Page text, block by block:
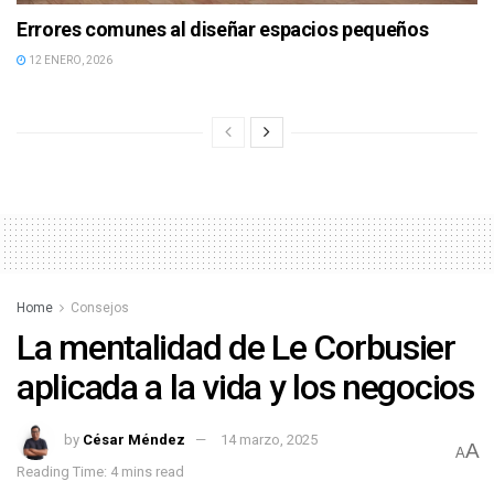
Errores comunes al diseñar espacios pequeños
12 ENERO, 2026
Home Consejos
La mentalidad de Le Corbusier
aplicada a la vida y los negocios
by César Méndez
14 marzo, 2025
Reading Time: 4 mins read
AA